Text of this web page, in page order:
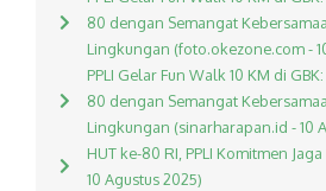
80 dengan Semangat
Lingkungan (foto.okezone.com -
PPLI Gelar Fun Walk 10 KM di
80 dengan Semangat
Lingkungan (sinarharapan.id - 10
HUT ke-80 RI, PPLI Komitmen
10 Agustus 2025)